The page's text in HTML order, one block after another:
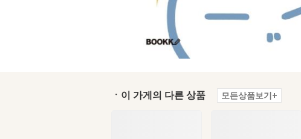
ㆍ이 가게의 다른 상품 모든상품보기+